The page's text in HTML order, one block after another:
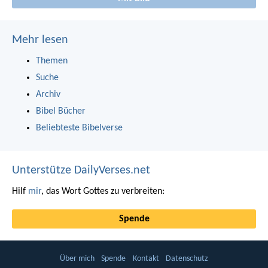
Mehr lesen
Themen
Suche
Archiv
Bibel Bücher
Beliebteste Bibelverse
Unterstütze DailyVerses.net
Hilf mir, das Wort Gottes zu verbreiten:
Spende
Über mich Spende Kontakt Datenschutz